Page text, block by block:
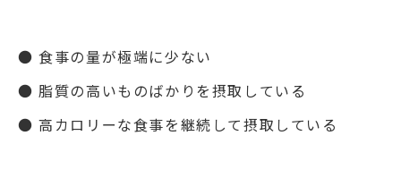
● 食事の量が極端に少ない
● 脂質の高いものばかりを摂取している
● 高カロリーな食事を継続して摂取している